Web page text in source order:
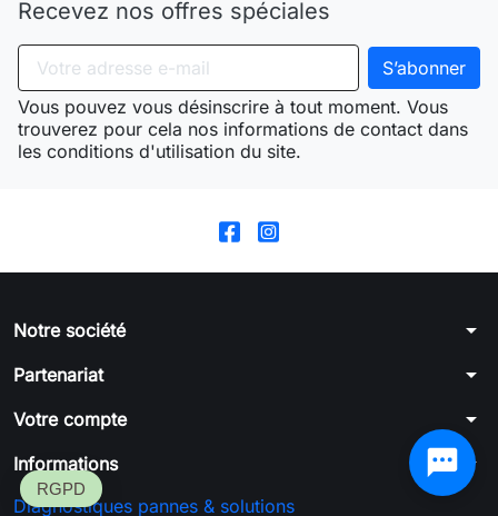
Recevez nos offres spéciales
Vous pouvez vous désinscrire à tout moment. Vous
trouverez pour cela nos informations de contact dans
les conditions d'utilisation du site.
Notre société arrow_drop_down
Partenariat arrow_drop_down
Votre compte arrow_drop_down
Informations arrow_drop_down
Diagnostiques pannes & solutions